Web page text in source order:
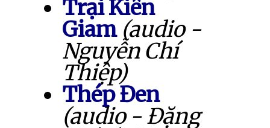
Trại Kiên
Giam (audio -
Nguyễn Chí
Thiệp)
Thép Đen
(audio - Đặng